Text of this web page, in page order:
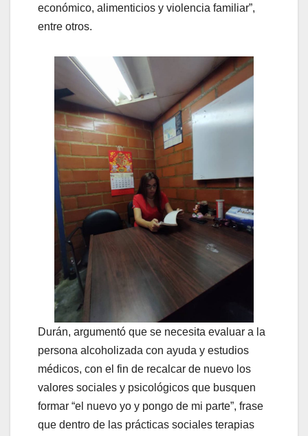
económico, alimenticios y violencia familiar”,
entre otros.
Durán, argumentó que se necesita evaluar a la
persona alcoholizada con ayuda y estudios
médicos, con el fin de recalcar de nuevo los
valores sociales y psicológicos que busquen
formar “el nuevo yo y pongo de mi parte”, frase
que dentro de las prácticas sociales terapias